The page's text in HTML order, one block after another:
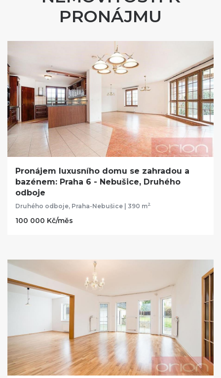
PRONÁJMU
Pronájem luxusního domu se zahradou a
bazénem: Praha 6 - Nebušice, Druhého
odboje
Druhého odboje, Praha-Nebušice | 390 m2
100 000 Kč/měs